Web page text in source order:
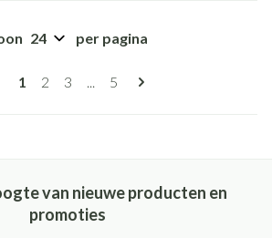
Pagina's
U lees momenteel pagina
1 Pagina
2 Pagina
3 ... Pagina
5
per pagina
van nieuwe producten en
promoties